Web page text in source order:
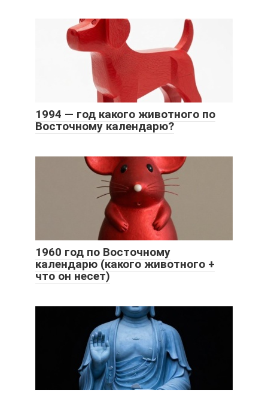
1994 — год какого животного по
Восточному календарю?
1960 год по Восточному
календарю (какого животного +
что он несет)